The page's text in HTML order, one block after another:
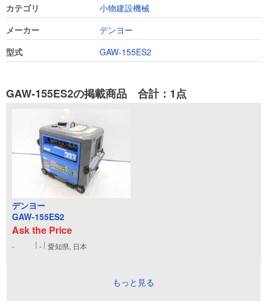
カテゴリ
小物建設機械
メーカー
デンヨー
型式
GAW-155ES2
GAW-155ES2の掲載商品 合計：1点
デンヨー
GAW-155ES2
Ask the Price
- - 愛知県, 日本
もっと見る